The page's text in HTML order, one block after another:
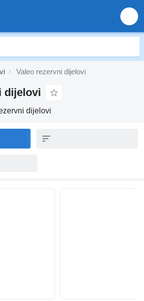
Valeo rezervni dijelovi
dijelovi
dijelovi